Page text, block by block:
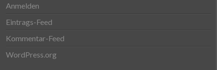
Anmelden
Eintrags-Feed
Kommentar-Feed
WordPress.org